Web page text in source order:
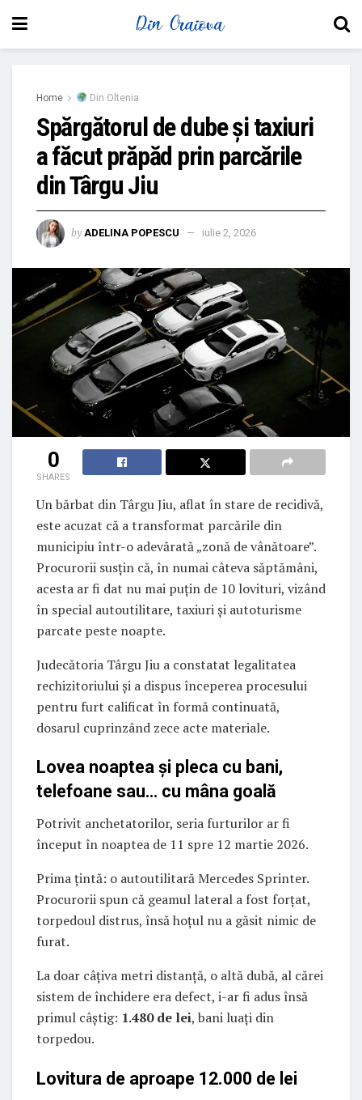
Home Din Oltenia
Spărgătorul de dube și taxiuri
a făcut prăpăd prin parcările
din Târgu Jiu
by ADELINA POPESCU iulie 2, 2026
0
SHARES
Un bărbat din Târgu Jiu, aflat în stare de recidivă,
este acuzat că a transformat parcările din
municipiu într-o adevărată „zonă de vânătoare”.
Procurorii susțin că, în numai câteva săptămâni,
acesta ar fi dat nu mai puțin de 10 lovituri, vizând
în special autoutilitare, taxiuri și autoturisme
parcate peste noapte.
Judecătoria Târgu Jiu a constatat legalitatea
rechizitoriului și a dispus începerea procesului
pentru furt calificat în formă continuată,
dosarul cuprinzând zece acte materiale.
Lovea noaptea și pleca cu bani,
telefoane sau… cu mâna goală
Potrivit anchetatorilor, seria furturilor ar fi
început în noaptea de 11 spre 12 martie 2026.
Prima țintă: o autoutilitară Mercedes Sprinter.
Procurorii spun că geamul lateral a fost forțat,
torpedoul distrus, însă hoțul nu a găsit nimic de
furat.
La doar câțiva metri distanță, o altă dubă, al cărei
sistem de închidere era defect, i-ar fi adus însă
primul câștig: 1.480 de lei, bani luați din
torpedou.
Lovitura de aproape 12.000 de lei